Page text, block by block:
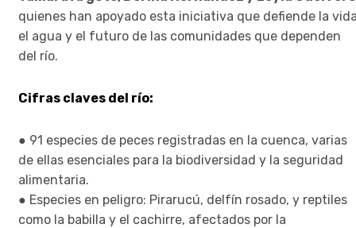
quienes han apoyado esta iniciativa que defiende la
el agua y el futuro de las comunidades que dependen
del río.
Cifras claves del río:
● 91 especies de peces registradas en la cuenca, varias
de ellas esenciales para la biodiversidad y la seguridad
alimentaria.
● Especies en peligro: Pirarucú, delfín rosado, y reptiles
como la babilla y el cachirre, afectados por la